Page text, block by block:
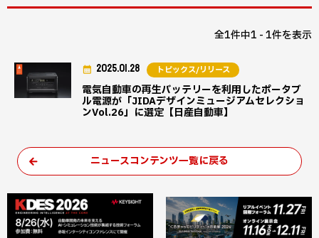
全1件中1 - 1件を表示
電気自動車の再生バッテリーを利用したポータブ
ル電源が「JIDAデザインミュージアムセレクショ
ンVol.26」に選定【日産自動車】
2025.01.28 トピックス/リリース
ニュースコンテンツ一覧に戻る